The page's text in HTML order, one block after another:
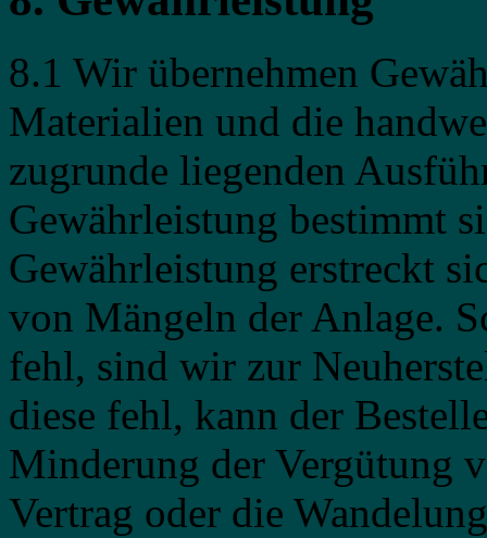
8.1 Wir übernehmen
Materialien und die
zugrunde liegenden
Gewährleistung bestimmt
Gewährleistung erstreckt
von Mängeln der Anlage.
fehl, sind wir zur
diese fehl, kann der
Minderung der Vergütung
Vertrag oder die